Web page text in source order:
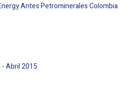
Antes Petrominerales Colombia
-Abril2015